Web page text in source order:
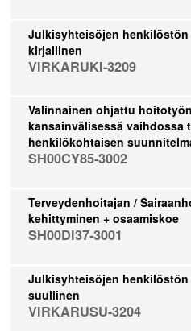
Julkisyhteisöjen
kirjallinen
VIRKARUKI-3209
Valinnainen ohjattu
kansainvälisessä vaihdossa
henkilökohtaisen
SH00CY85-3002
Terveydenhoitajan /
kehittyminen + osaamiskoe
SH00DI37-3001
Julkisyhteisöjen
suullinen
VIRKARUSU-3204